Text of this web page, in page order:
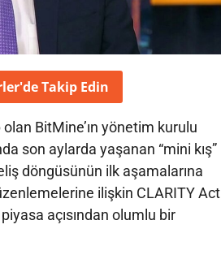
Takip Edin
BitMine’ın yönetim kurulu
son aylarda yaşanan “mini kış”
döngüsünün ilk aşamalarına
ilişkin CLARITY Act
açısından olumlu bir